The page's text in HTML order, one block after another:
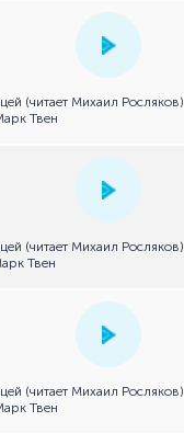
(читает Михаил Росляков)
Твен
(читает Михаил Росляков)
Твен
(читает Михаил Росляков)
Твен